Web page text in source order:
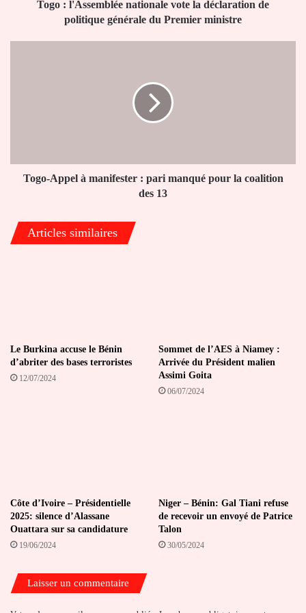
généraleTogo : l'Assemblée nationale vote la déclaration de
politique générale du Premier ministre
la
coalition
Togo-Appel à manifester : pari manqué pour la coalition
des 13
Articles similaires
Le Burkina accuse le Bénin
d’abriter des bases terroristes
12/07/2024
Sommet de l’AES à Niamey :
Arrivée du Président malien
Assimi Goita
06/07/2024
Côte d’Ivoire – Présidentielle
2025: silence d’Alassane
Ouattara sur sa candidature
19/06/2024
Niger – Bénin: Gal Tiani refuse
de recevoir un envoyé de Patrice
Talon
30/05/2024
Laisser un commentaire